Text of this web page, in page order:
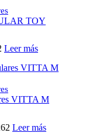
TOY
Leer más
VITTA M
Leer más